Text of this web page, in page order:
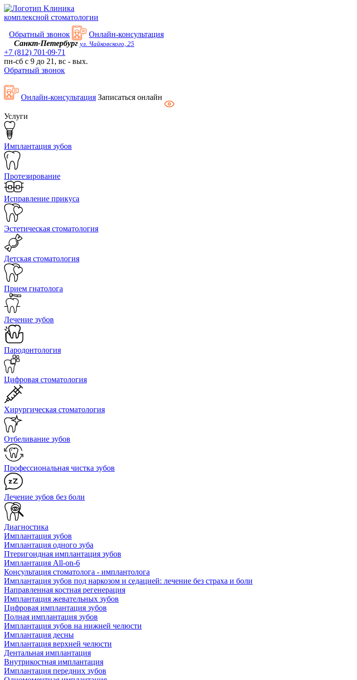
Kлиника
комплексной стоматологии
Обратный звонок
Онлайн-консультация
Санкт-Петербург ул. Чайковского, 25
+7 (812) 701∙09∙71
пн-сб с 9 до 21, вс - вых.
Обратный звонок
Онлайн-консультация Записаться онлайн
Услуги
Имплантация зубов
Протезирование
Исправление прикуса
Эстетическая стоматология
Детская стоматология
Прием гнатолога
Лечение зубов
Пародонтология
Цифровая стоматология
Хирургическая стоматология
Отбеливание зубов
Профессиональная чистка зубов
Лечение зубов без боли
Диагностика
Имплантация зубов
Имплантация одного зуба
Птеригоидная имплантация зубов
Имплантация All-on-6
Консультация стоматолога - имплантолога
Имплантация зубов под наркозом и седацией: лечение без страха и боли
Направленная костная регенерация
Имплантация жевательных зубов
Цифровая имплантация зубов
Полная имплантация зубов
Имплантация зубов на нижней челюсти
Имплантация десны
Имплантация верхней челюсти
Дентальная имплантация
Внутрикостная имплантация
Имплантация передних зубов